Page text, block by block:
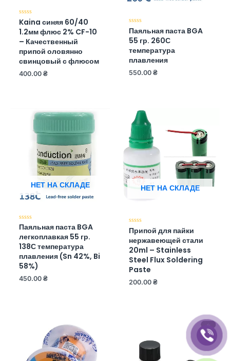
Оценка
0
из
Kaina синяя 60/40
1.2мм флюс 2% CF-10
– Качественный
припой оловянно
свинцовый с флюсом
400.00 ₴
Оценка
0
из
Паяльная паста BGA
55 гр. 260С
температура
плавления
550.00 ₴
НЕТ НА СКЛАДЕ
Оценка
0
из
5
Паяльная паста BGA
легкоплавкая 55 гр.
138С температура
плавления (Sn 42%, Bi
58%)
450.00 ₴
НЕТ НА СКЛАДЕ
Оценка
0
из
5
Припой для пайки
нержавеющей стали
20ml – Stainless
Steel Flux Soldering
Paste
200.00 ₴